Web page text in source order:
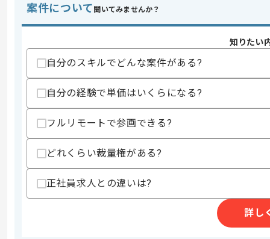
・Python（Pandas / NumPy / sklearn
・機械学習やデータ解析の実務経験
・Webサービスの開発経験
歓迎スキル
・Webサービスのバックエンド開発の経
・AWS / GCP などのクラウドインフラ
案件について 聞いてみませんか？
知りたい
自分のスキルでどんな案件がある?
自分の経験で単価はいくらになる?
フルリモートで参画できる?
どれくらい裁量権がある?
正社員求人との違いは?
詳し